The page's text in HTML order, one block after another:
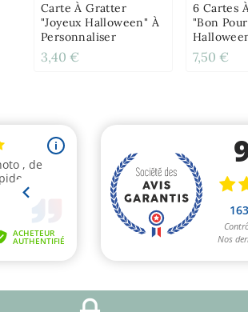
Carte À Gratter
"Joyeux Halloween" À
Personnaliser
3,40 €
6 Cartes
"Bon
7,50 €